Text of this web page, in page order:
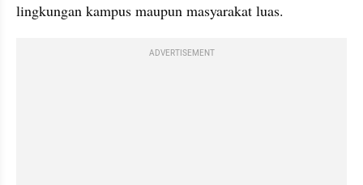
lingkungan kampus maupun masyarakat luas.
ADVERTISEMENT